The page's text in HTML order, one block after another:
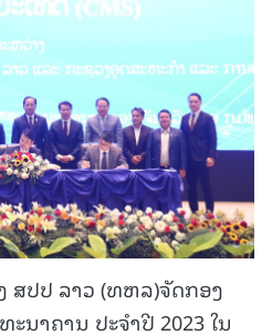
ສປປ ລາວ (ທຫລ)ຈັດກອງ
ນາຄານ ປະຈຳປີ 2023 ໃນ